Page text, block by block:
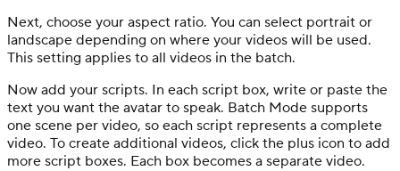
Next, choose your aspect ratio. You can select portrait or
landscape depending on where your videos will be used.
This setting applies to all videos in the batch.
Now add your scripts. In each script box, write or paste the
text you want the avatar to speak. Batch Mode supports
one scene per video, so each script represents a complete
video. To create additional videos, click the plus icon to add
more script boxes. Each box becomes a separate video.